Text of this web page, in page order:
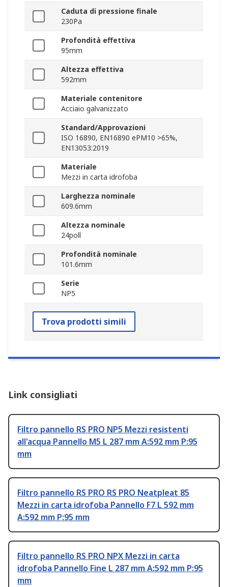
Caduta di pressione finale
230Pa
Profondità effettiva
95mm
Altezza effettiva
592mm
Materiale contenitore
Acciaio galvanizzato
Standard/Approvazioni
ISO 16890, EN16890 ePM10 >65%,
EN13053:2019
Materiale
Mezzi in carta idrofoba
Larghezza nominale
609.6mm
Altezza nominale
24poll
Profondità nominale
101.6mm
Serie
NP5
Trova prodotti simili
Link consigliati
Filtro pannello RS PRO NP5 Mezzi resistenti
all'acqua Pannello M5 L 287 mm A:592 mm P:95
mm
Filtro pannello RS PRO RS PRO Neatpleat 85
Mezzi in carta idrofoba Pannello F7 L 592 mm
A:592 mm P:95 mm
Filtro pannello RS PRO NPX Mezzi in carta
idrofoba Pannello Fine L 287 mm A:592 mm P:95
mm